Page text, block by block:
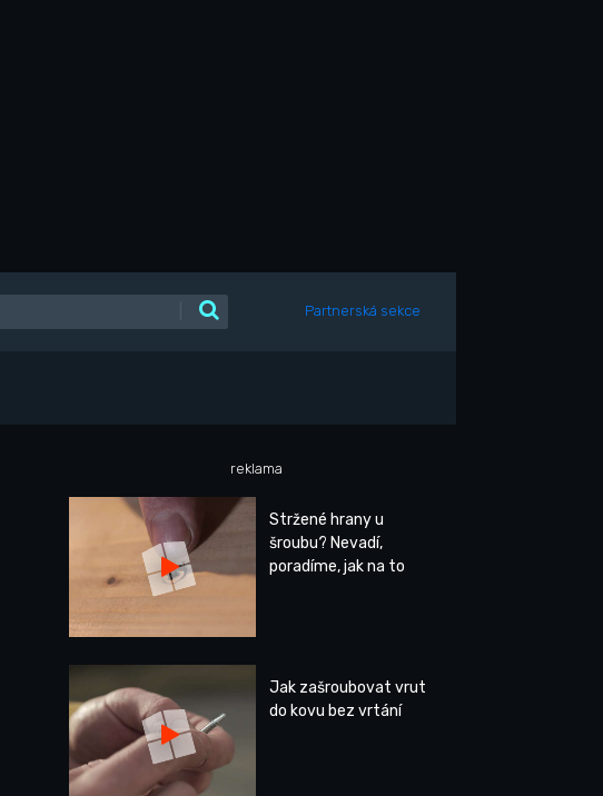
Partnerská sekce
reklama
Stržené hrany u
šroubu? Nevadí,
poradíme, jak na to
Jak zašroubovat vrut
do kovu bez vrtání